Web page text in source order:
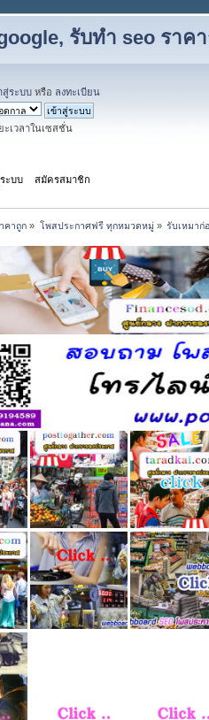
รับทำ seo ราค
สู่ระบบ หรือ ลงทะเบียน
ะเวลาในเซสชั่น
ะบบ สมัครสมาชิก
คาถูก » โพสประกาศฟรี ทุกหมวดหมู่» รับเหมาก่